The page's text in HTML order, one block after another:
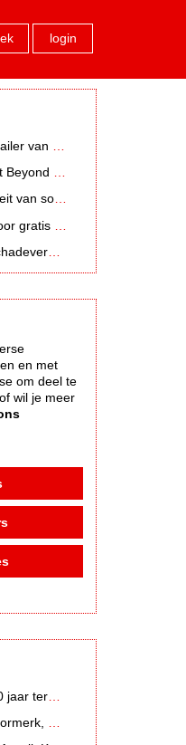
login
KLEINE
Creative Business
naar tv
gebruikers
miljoen dollar
en met
om deel te
wil je meer